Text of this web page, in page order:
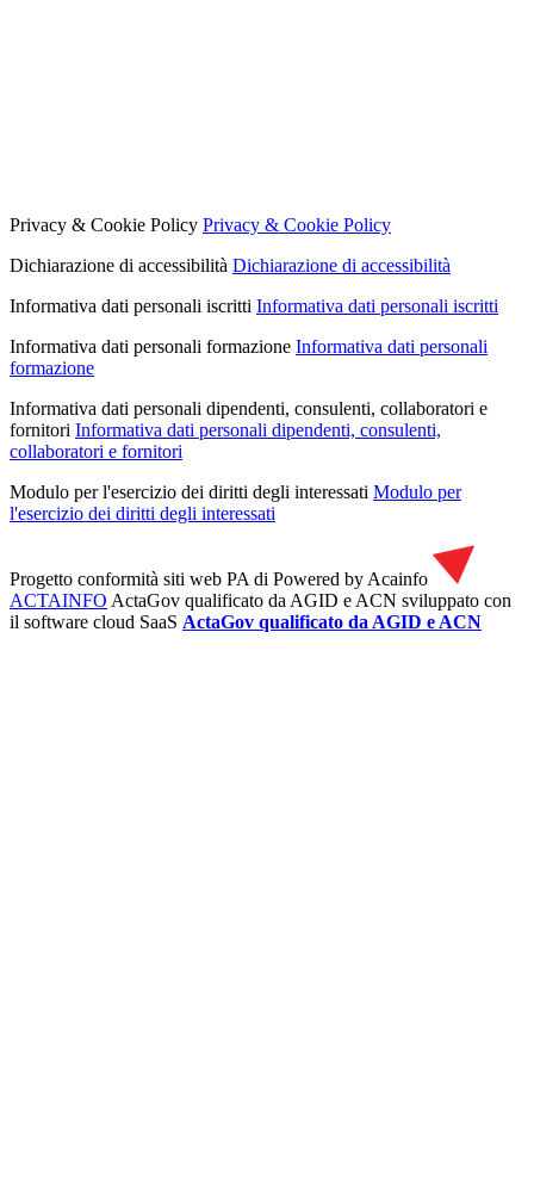
Privacy & Cookie Policy Privacy & Cookie Policy
Dichiarazione di accessibilità Dichiarazione di accessibilità
Informativa dati personali iscritti Informativa dati personali iscritti
Informativa dati personali formazione Informativa dati personali
formazione
Informativa dati personali dipendenti, consulenti, collaboratori e
fornitori Informativa dati personali dipendenti, consulenti,
collaboratori e fornitori
Modulo per l'esercizio dei diritti degli interessati Modulo per
l'esercizio dei diritti degli interessati
Progetto conformità siti web PA di Powered by Acainfo
ACTAINFO ActaGov qualificato da AGID e ACN sviluppato con
il software cloud SaaS ActaGov qualificato da AGID e ACN